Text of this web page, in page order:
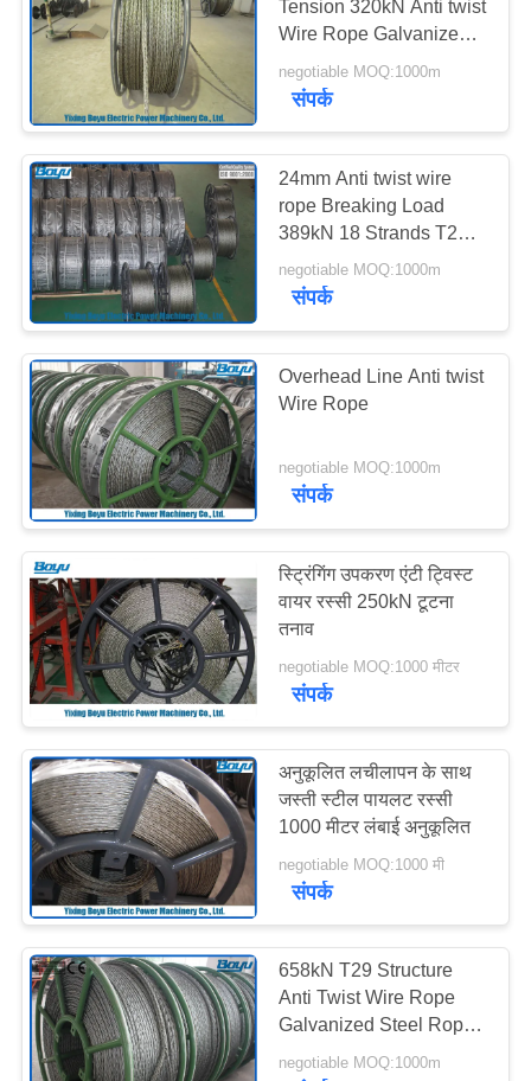
साइटमैप
PRIVACY
POLICY
Tension 320kN Anti twist
Wire Rope Galvanized
Steel High Voltage Line
Stringing
negotiable MOQ:1000m
संपर्क
24mm Anti twist wire
rope Breaking Load
389kN 18 Strands T25
Structure Line Stringing
Engineering
negotiable MOQ:1000m
संपर्क
Overhead Line Anti twist
Wire Rope
negotiable MOQ:1000m
संपर्क
स्ट्रिंगिंग उपकरण एंटी ट्विस्ट
वायर रस्सी 250kN टूटना
तनाव
negotiable MOQ:1000 मीटर
संपर्क
अनुकूलित लचीलापन के साथ
जस्ती स्टील पायलट रस्सी
1000 मीटर लंबाई अनुकूलित
negotiable MOQ:1000 मी
संपर्क
658kN T29 Structure
Anti Twist Wire Rope
Galvanized Steel Rope
30mm Breakage
negotiable MOQ:1000m